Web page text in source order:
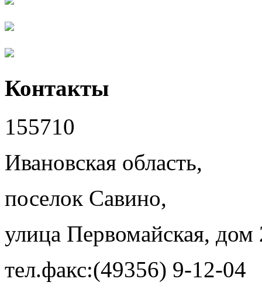
Контакты
155710
Ивановская область,
поселок Савино,
улица Первомайская, дом
тел.факс:(49356) 9-12-04